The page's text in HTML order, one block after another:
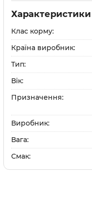
щітки
Характеристики
Клас корму:
Країна виробник:
Тип:
Вік:
Призначення:
Виробник:
Вага:
Смак: